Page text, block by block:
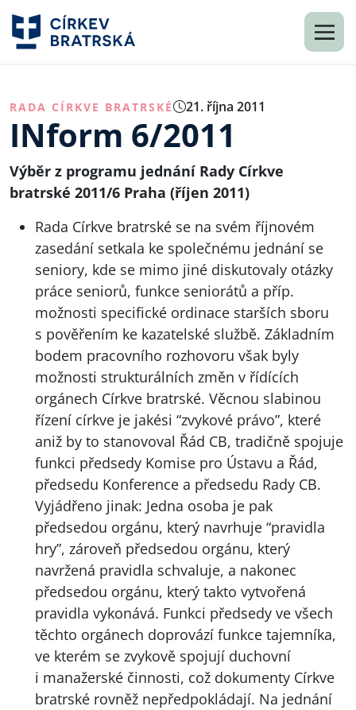
RADA CÍRKVE BRATRSKÉ 21. října 2011
INform 6/2011
Výběr z programu jednání Rady Církve
bratrské 2011/6 Praha (říjen 2011)
Rada Církve bratrské se na svém říjnovém
zasedání setkala ke společnému jednání se
seniory, kde se mimo jiné diskutovaly otázky
práce seniorů, funkce seniorátů a příp.
možnosti specifické ordinace starších sboru
s pověřením ke kazatelské službě. Základním
bodem pracovního rozhovoru však byly
možnosti strukturálních změn v řídících
orgánech Církve bratrské. Věcnou slabinou
řízení církve je jakési “zvykové právo”, které
aniž by to stanovoval Řád CB, tradičně spojuje
funkci předsedy Komise pro Ústavu a Řád,
předsedu Konference a předsedu Rady CB.
Vyjádřeno jinak: Jedna osoba je pak
předsedou orgánu, který navrhuje “pravidla
hry”, zároveň předsedou orgánu, který
navržená pravidla schvaluje, a nakonec
předsedou orgánu, který takto vytvořená
pravidla vykonává. Funkci předsedy ve všech
těchto orgánech doprovází funkce tajemníka,
ve kterém se zvykově spojují duchovní
i manažerské činnosti, což dokumenty Církve
bratrské rovněž nepředpokládají. Na jednání